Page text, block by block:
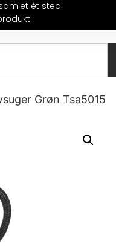
ét sted
Grøn Tsa5015